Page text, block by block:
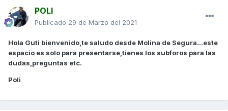
POLI
Publicado 29 de Marzo del 2021
Hola Guti bienvenido,te saludo desde Molina de Segura...este
espacio es solo para presentarse,tienes los subforos para las
dudas,preguntas etc.
Poli